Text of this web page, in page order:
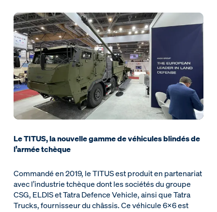
Le TITUS, la nouvelle gamme de véhicules blindés de
l’armée tchèque
Commandé en 2019, le TITUS est produit en partenariat
avec l’industrie tchèque dont les sociétés du groupe
CSG, ELDIS et Tatra Defence Vehicle, ainsi que Tatra
Trucks, fournisseur du châssis. Ce véhicule 6x6 est